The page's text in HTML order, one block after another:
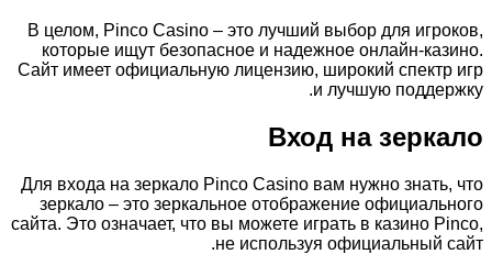
В целом, Pinco Casino – это лучший выбор для игроков,
которые ищут безопасное и надежное онлайн-казино.
Сайт имеет официальную лицензию, широкий спектр игр
и лучшую поддержку.
Вход на зеркало
Для входа на зеркало Pinco Casino вам нужно знать, что
зеркало – это зеркальное отображение официального
сайта. Это означает, что вы можете играть в казино Pinco,
не используя официальный сайт.